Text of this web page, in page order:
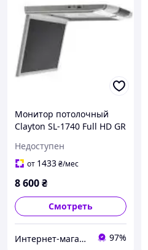
Монитор потолочный
Clayton SL-1740 Full HD GR
Недоступен
от 1433₴/мес
8 600₴
Смотреть
Интернет-магазин "Автоконтинент" 97%